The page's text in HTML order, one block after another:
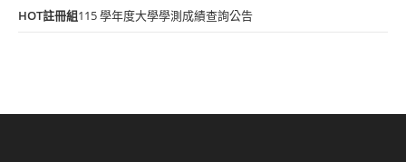
HOT註冊組115 學年度大學學測成績查詢公告